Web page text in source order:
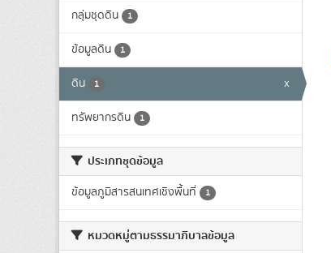
กลุ่มชุดดิน 1
ข้อมูลดิน 1
ดิน 1 x
ทรัพยากรดิน 1
ประเภทชุดข้อมูล
ข้อมูลภูมิสารสนเทศเชิงพื้นที่ 1
หมวดหมู่ตามธรรมาภิบาลข้อมูล